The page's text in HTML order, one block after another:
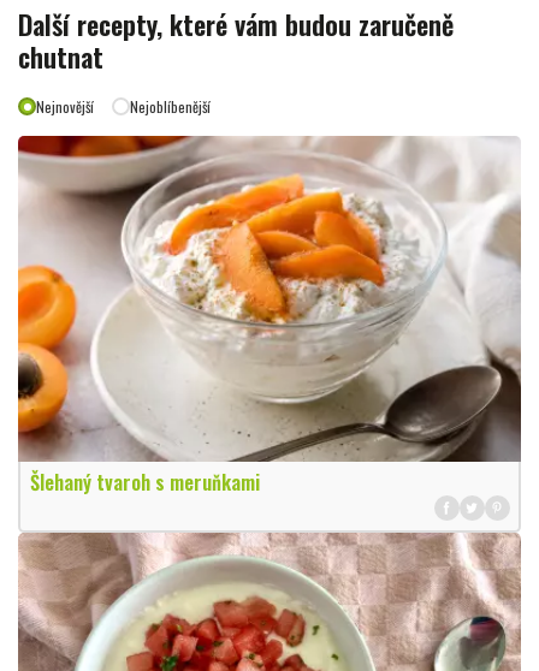
Další recepty, které vám budou zaručeně
chutnat
Nejnovější Nejoblíbenější
Šlehaný tvaroh s meruňkami